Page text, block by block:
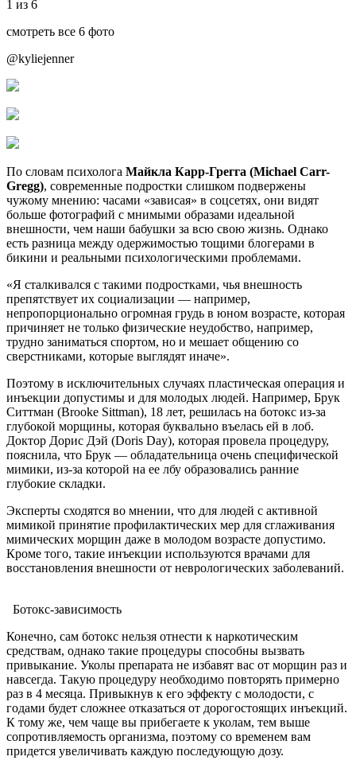
1 из 6
смотреть все 6 фото
@kyliejenner
По словам психолога Майкла Карр-Грегга (Michael Carr-
Gregg), современные подростки слишком подвержены
чужому мнению: часами «зависая» в соцсетях, они видят
больше фотографий с мнимыми образами идеальной
внешности, чем наши бабушки за всю свою жизнь. Однако
есть разница между одержимостью тощими блогерами в
бикини и реальными психологическими проблемами.
«Я сталкивался с такими подростками, чья внешность
препятствует их социализации — например,
непропорционально огромная грудь в юном возрасте, которая
причиняет не только физические неудобство, например,
трудно заниматься спортом, но и мешает общению со
сверстниками, которые выглядят иначе».
Поэтому в исключительных случаях пластическая операция и
инъекции допустимы и для молодых людей. Например, Брук
Ситтман (Brooke Sittman), 18 лет, решилась на ботокс из-за
глубокой морщины, которая буквально въелась ей в лоб.
Доктор Дорис Дэй (Doris Day), которая провела процедуру,
пояснила, что Брук — обладательница очень специфической
мимики, из-за которой на ее лбу образовались ранние
глубокие складки.
Эксперты сходятся во мнении, что для людей с активной
мимикой принятие профилактических мер для сглаживания
мимических морщин даже в молодом возрасте допустимо.
Кроме того, такие инъекции используются врачами для
восстановления внешности от неврологических заболеваний.
Ботокс-зависимость
Конечно, сам ботокс нельзя отнести к наркотическим
средствам, однако такие процедуры способны вызвать
привыкание. Уколы препарата не избавят вас от морщин раз и
навсегда. Такую процедуру необходимо повторять примерно
раз в 4 месяца. Привыкнув к его эффекту с молодости, с
годами будет сложнее отказаться от дорогостоящих инъекций.
К тому же, чем чаще вы прибегаете к уколам, тем выше
сопротивляемость организма, поэтому со временем вам
придется увеличивать каждую последующую дозу.